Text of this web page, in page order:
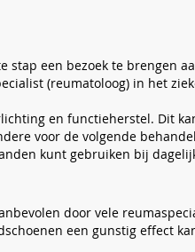
stap een bezoek te
(reumatoloog) in het
en functieherstel. Dit
voor de volgende
kunt gebruiken bij
door vele
een gunstig effect